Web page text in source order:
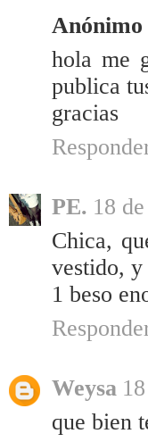
Anónimo
hola me
publica
gracias
PE. 18
Chica,
vestido,
1 beso
Weysa
que bien